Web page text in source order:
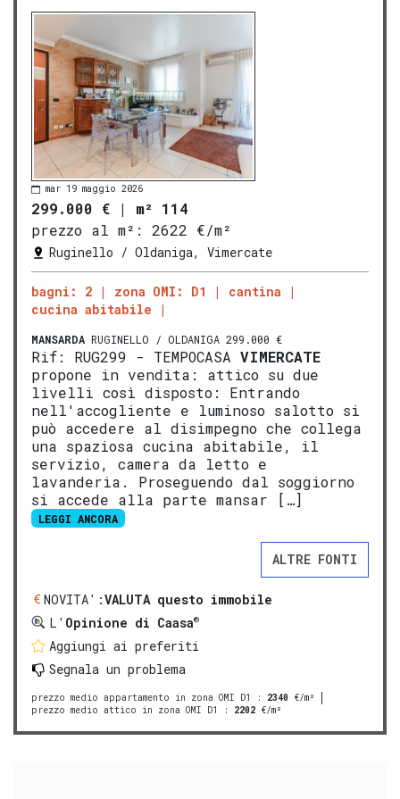
mar 19 maggio 2026
299.000 € | m² 114
prezzo al m²:
2622 €/m²
Ruginello / Oldaniga, Vimercate
bagni: 2 zona OMI: D1
cantina
cucina abitabile
MANSARDA RUGINELLO / OLDANIGA 299.000 €
Rif: RUG299 - TEMPOCASA VIMERCATE
propone in vendita: attico su due
livelli così disposto: Entrando
nell'accogliente e luminoso salotto si
può accedere al disimpegno che collega
una spaziosa cucina abitabile, il
servizio, camera da letto e
lavanderia. Proseguendo dal soggiorno
si accede alla parte mansar […]
LEGGI ANCORA
ALTRE FONTI
NOVITA':VALUTA questo immobile
L' Opinione di Caasa®
Aggiungi ai preferiti
Segnala un problema
prezzo medio appartamento in zona OMI D1 : 2340 €/m²
prezzo medio attico in zona OMI D1
: 2202 €/m²